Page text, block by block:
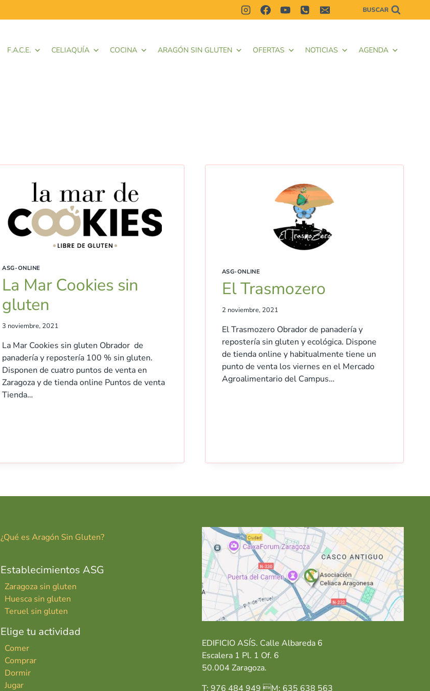
BUSCAR
F.A.C.E. CELIAQUÍA COCINA ARAGÓN SIN GLUTEN OFERTAS NOTICIAS AGENDA
ASG-ONLINE
La Mar Cookies sin
gluten
3 noviembre, 2021
La Mar Cookies sin gluten Obrador de
panadería y repostería 100 % sin gluten.
Disponen de cuatro puntos de venta en
Zaragoza y de tienda online Puntos de venta
Tienda…
ASG-ONLINE
El Trasmozero
2 noviembre, 2021
El Trasmozero Obrador de panadería y
repostería sin gluten y ecológica. Dispone
de tienda online y habitualmente tiene un
punto de venta los viernes en el Mercado
Agroalimentario del Campus…
¿Qué es Aragón Sin Gluten?
Establecimientos ASG
Zaragoza sin gluten
Huesca sin gluten
Teruel sin gluten
Elige tu actividad
Comer
Comprar
Dormir
Jugar
EDIFICIO ASÍS. Calle Albareda 6
Escalera 1 Pl. 1 Of. 6
50.004 Zaragoza.
T: 976 484 949 M: 635 638 563